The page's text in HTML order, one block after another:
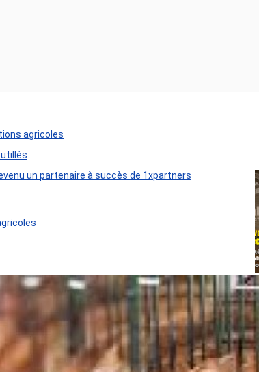
agricoles
un partenaire à succès de 1xpartners